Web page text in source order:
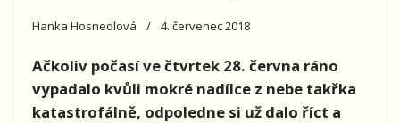
Hanka Hosnedlová 4. červenec 2018
Ačkoliv počasí ve čtvrtek 28. června ráno
vypadalo kvůli mokré nadílce z nebe takřka
katastrofálně, odpoledne si už dalo říct a